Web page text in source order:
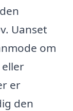
Uanset
om
er
den